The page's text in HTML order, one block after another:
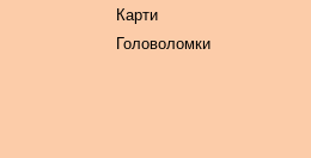
Карти
Головоломки